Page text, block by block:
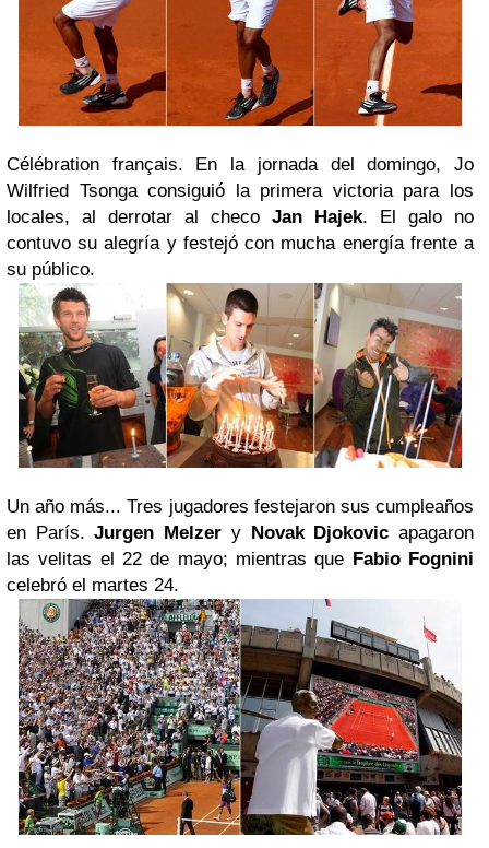
Célébration français. En la jornada del domingo, Jo
Wilfried Tsonga consiguió la primera victoria para los
locales, al derrotar al checo Jan Hajek. El galo no
contuvo su alegría y festejó con mucha energía frente a
su público.
Un año más... Tres jugadores festejaron sus cumpleaños
en París.Jurgen Melzer y Novak Djokovic apagaron
las velitas el 22 de mayo; mientras que Fabio Fognini
celebró el martes 24.